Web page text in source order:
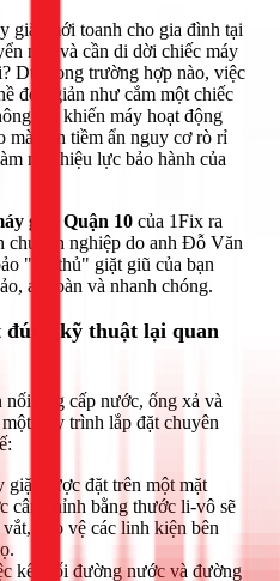
giặt mới toanh cho gia đình tại
nhà và cần di dời chiếc máy
Dù trong trường hợp nào, việc
đơn giản như cắm một chiếc
chỉ khiến máy hoạt động
mà còn tiềm ẩn nguy cơ rò rỉ
mất hiệu lực bảo hành của
giặt Quận 10 của 1Fix ra
chuyên nghiệp do anh Đỗ Văn
"trợ thủ" giặt giũ của bạn
an toàn và nhanh chóng.
đúng kỹ thuật lại quan
nối ống cấp nước, ống xả và
quy trình lắp đặt chuyên
giặt được đặt trên một mặt
cân chỉnh bằng thước li-vô sẽ
bảo vệ các linh kiện bên
kết nối đường nước và đường